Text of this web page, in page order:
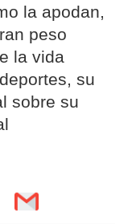
la apodan,
peso
la vida
su
sobre su